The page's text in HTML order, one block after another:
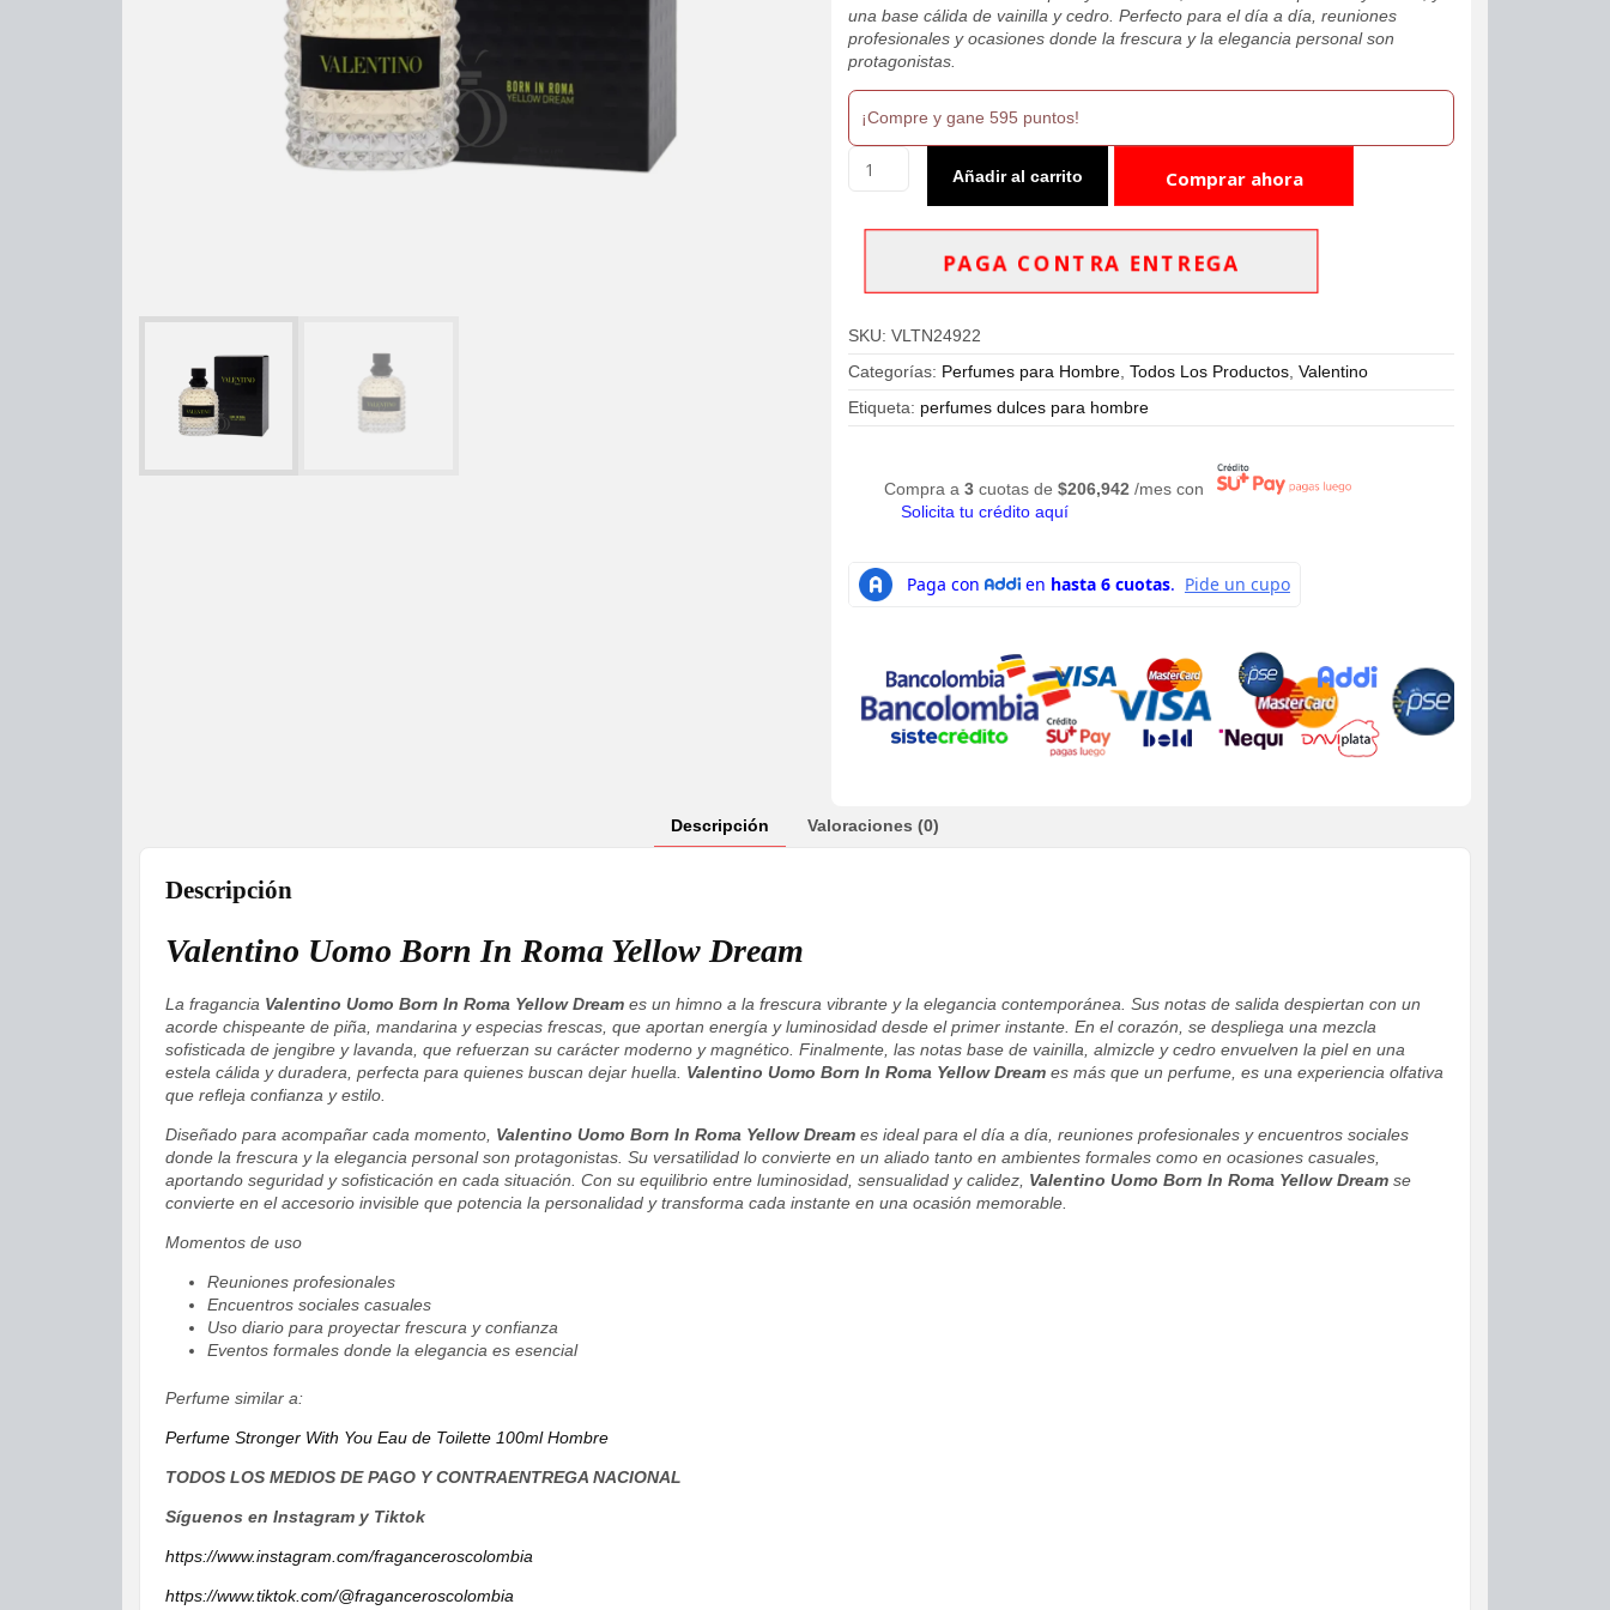
una base cálida de vainilla y cedro. Perfecto para el día a día, reuniones
profesionales y ocasiones donde la frescura y la elegancia personal son
protagonistas.
¡Compre y gane 595 puntos!
Uomo
Dream
100ml
Hombre
cantidad
Añadir al carrito Comprar ahora
PAGA CONTRA ENTREGA
SKU:VLTN24922
Categorías: Perfumes para Hombre ,Todos Los Productos ,Valentino
Etiqueta: perfumes dulces para hombre
Compra a3 cuotas de$206,942 /mes con
Solicita tu crédito aquí
Descripción Valoraciones (0)
Descripción
Valentino Uomo Born In Roma Yellow Dream
La fragancia Valentino Uomo Born In Roma Yellow Dream es un himno a la frescura vibrante y la elegancia contemporánea. Sus notas de salida despiertan con un
acorde chispeante de piña, mandarina y especias frescas, que aportan energía y luminosidad desde el primer instante. En el corazón, se despliega una mezcla
sofisticada de jengibre y lavanda, que refuerzan su carácter moderno y magnético. Finalmente, las notas base de vainilla, almizcle y cedro envuelven la piel en una
estela cálida y duradera, perfecta para quienes buscan dejar huella. Valentino Uomo Born In Roma Yellow Dream es más que un perfume, es una experiencia olfativa
que refleja confianza y estilo.
Diseñado para acompañar cada momento, Valentino Uomo Born In Roma Yellow Dream es ideal para el día a día, reuniones profesionales y encuentros sociales
donde la frescura y la elegancia personal son protagonistas. Su versatilidad lo convierte en un aliado tanto en ambientes formales como en ocasiones casuales,
aportando seguridad y sofisticación en cada situación. Con su equilibrio entre luminosidad, sensualidad y calidez, Valentino Uomo Born In Roma Yellow Dream se
convierte en el accesorio invisible que potencia la personalidad y transforma cada instante en una ocasión memorable.
Momentos de uso
Reuniones profesionales
Encuentros sociales casuales
Uso diario para proyectar frescura y confianza
Eventos formales donde la elegancia es esencial
Perfume similar a:
Perfume Stronger With You Eau de Toilette 100ml Hombre
TODOS LOS MEDIOS DE PAGO Y CONTRAENTREGA NACIONAL
Síguenos en Instagram y Tiktok
https://www.instagram.com/fraganceroscolombia
https://www.tiktok.com/@fraganceroscolombia